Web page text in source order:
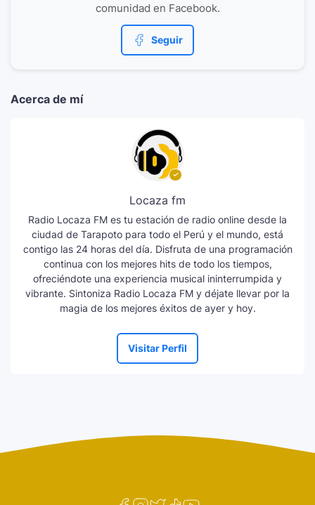
comunidad en Facebook.
Seguir
Acerca de mí
Locaza fm
Radio Locaza FM es tu estación de radio online desde la
ciudad de Tarapoto para todo el Perú y el mundo, está
contigo las 24 horas del día. Disfruta de una programación
continua con los mejores hits de todo los tiempos,
ofreciéndote una experiencia musical ininterrumpida y
vibrante. Sintoniza Radio Locaza FM y déjate llevar por la
magia de los mejores éxitos de ayer y hoy.
Visitar Perfil